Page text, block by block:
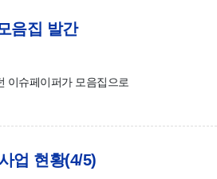
음집 발간
이슈페이퍼가 모음집으로
업 현황(4/5)